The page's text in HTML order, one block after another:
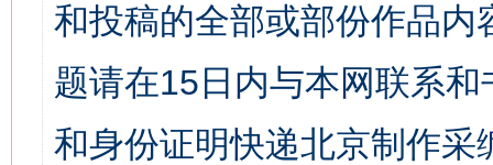
和投稿的全部或部份作品
题请在15日内与本网联系
和身份证明快递北京制作